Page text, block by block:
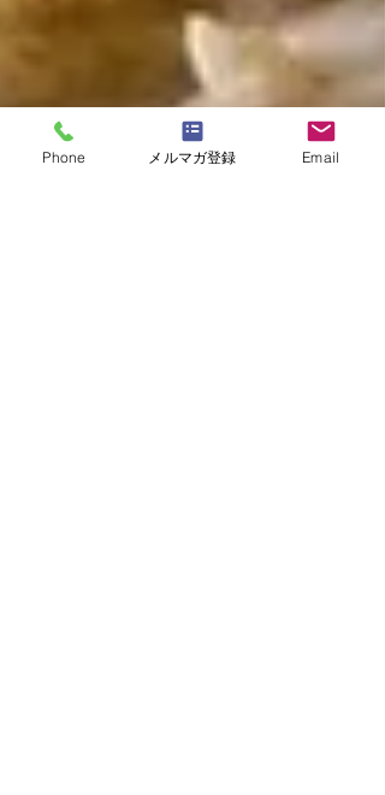
Phone メルマガ登録 Email